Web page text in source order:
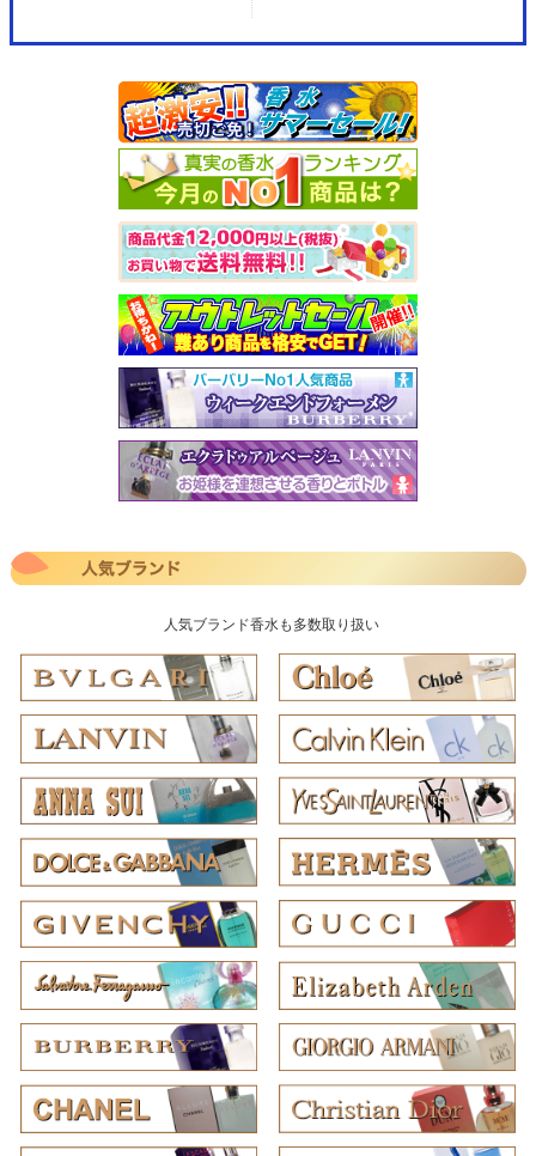
人気ブランド香水も多数取り扱い